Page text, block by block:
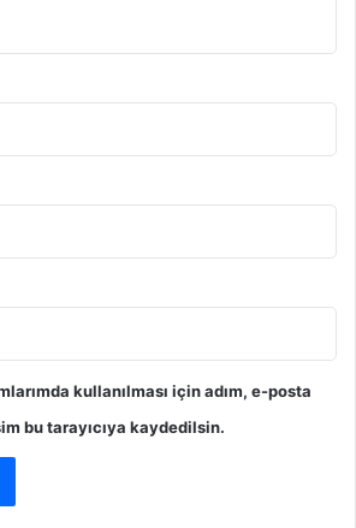
kullanılması için adım, e-posta
bu tarayıcıya kaydedilsin.